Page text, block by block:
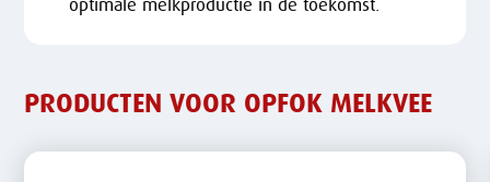
optimale melkproductie in de toekomst.
PRODUCTEN VOOR OPFOK MELKVEE